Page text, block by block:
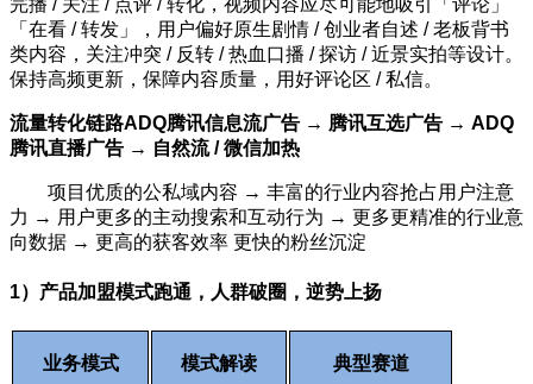
完播 / 关注 / 点评 / 转化，视频内容应尽可能地吸引「评论」
「在看 / 转发」，用户偏好原生剧情 / 创业者自述 / 老板背书
类内容，关注冲突 / 反转 / 热血口播 / 探访 / 近景实拍等设计。
保持高频更新，保障内容质量，用好评论区 / 私信。
流量转化链路ADQ腾讯信息流广告 → 腾讯互选广告 → ADQ
腾讯直播广告 → 自然流 / 微信加热
项目优质的公私域内容 → 丰富的行业内容抢占用户注意
力 → 用户更多的主动搜索和互动行为 → 更多更精准的行业意
向数据 → 更高的获客效率 更快的粉丝沉淀
1）产品加盟模式跑通，人群破圈，逆势上扬
业务模式 模式解读 典型赛道